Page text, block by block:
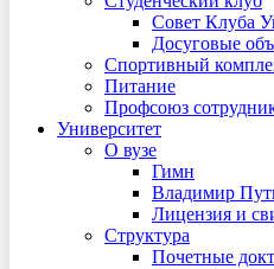
Совет Клуба
Досуговые
Спортивный
Питание
Профсоюз
Университет
О вузе
Гимн
Владимир
Лицензия и
Структура
Почетные